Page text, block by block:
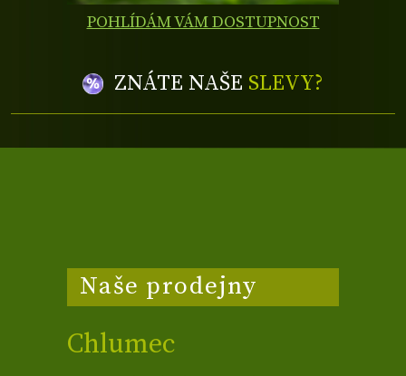
POHLÍDÁM VÁM DOSTUPNOST
ZNÁTE NAŠE SLEVY?
Naše prodejny
Chlumec